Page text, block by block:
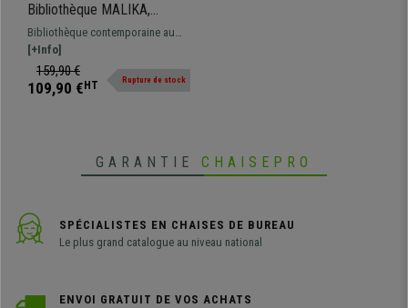
Bibliothèque MALIKA,
50x25x141,5 cm, Design en
Epis, Bois Couleur Blanc
Bibliothèque contemporaine au
design unique. Structure en bois
blanc. Idéale pour ranger vos
livres.
[+Info]
159,90 €
109,90 € HT Rupture de stock
GARANTIE CHAISEPRO
SPÉCIALISTES EN CHAISES DE BUREAU
Le plus grand catalogue au niveau national
ENVOI GRATUIT DE VOS ACHATS